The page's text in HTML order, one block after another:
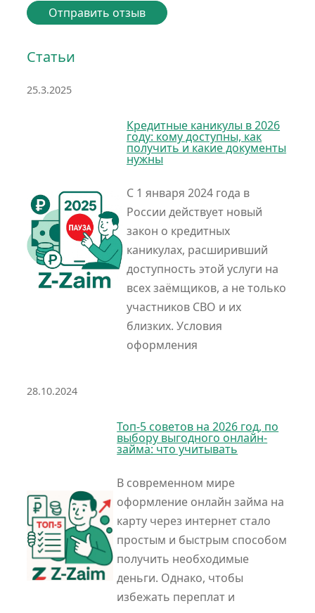
Статьи
25.3.2025
Кредитные каникулы в 2026
году: кому доступны, как
получить и какие документы
нужны
С 1 января 2024 года в
России действует новый
закон о кредитных
каникулах, расширивший
доступность этой услуги на
всех заёмщиков, а не только
участников СВО и их
близких. Условия
оформления
28.10.2024
Топ-5 советов на 2026 год, по
выбору выгодного онлайн-
займа: что учитывать
В современном мире
оформление онлайн займа на
карту через интернет стало
простым и быстрым способом
получить необходимые
деньги. Однако, чтобы
избежать переплат и